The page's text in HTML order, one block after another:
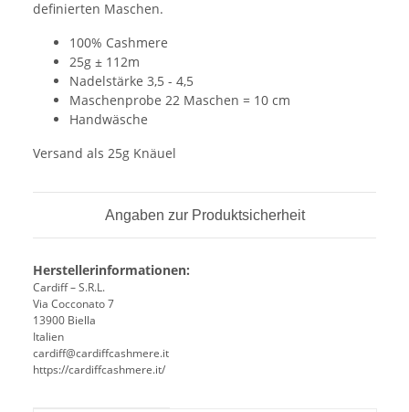
definierten Maschen.
100% Cashmere
25g ± 112m
Nadelstärke 3,5 - 4,5
Maschenprobe 22 Maschen = 10 cm
Handwäsche
Versand als 25g Knäuel
Angaben zur Produktsicherheit
Herstellerinformationen:
Cardiff – S.R.L.
Via Cocconato 7
13900 Biella
Italien
cardiff@cardiffcashmere.it
https://cardiffcashmere.it/